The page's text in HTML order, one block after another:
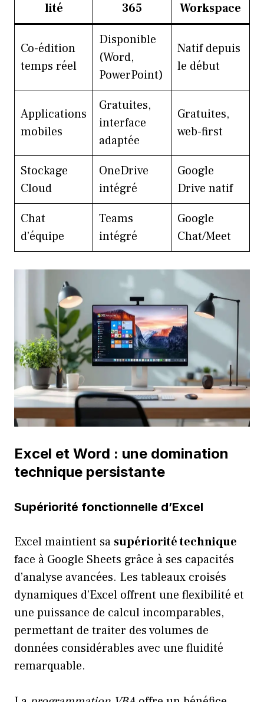
lité
365
Workspace
Co-édition
temps réel
Disponible
(Word,
PowerPoint)
Natif depuis
le début
Applications
mobiles
Gratuites,
interface
adaptée
Gratuites,
web-first
Stockage
Cloud
OneDrive
intégré
Google
Drive natif
Chat
d’équipe
Teams
intégré
Google
Chat/Meet
Excel et Word : une domination
technique persistante
Supériorité fonctionnelle d’Excel
Excel maintient sa supériorité technique
face à Google Sheets grâce à ses capacités
d’analyse avancées. Les tableaux croisés
dynamiques d’Excel offrent une flexibilité et
une puissance de calcul incomparables,
permettant de traiter des volumes de
données considérables avec une fluidité
remarquable.